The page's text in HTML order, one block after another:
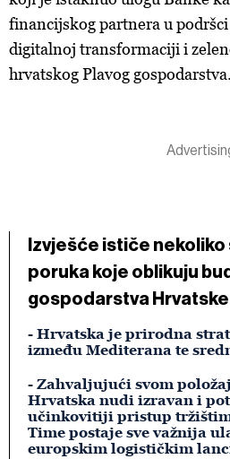
financijskog partnera u
digitalnoj transformaciji i
hrvatskog Plavog gospodarstva.
Izvješće ističe
poruka koje oblikuju
gospodarstva
- Hrvatska je prirodna
između Mediterana te
- Zahvaljujući svom
Hrvatska nudi izravan i
učinkovitiji pristup
Time postaje sve važnija
europskim logističkim